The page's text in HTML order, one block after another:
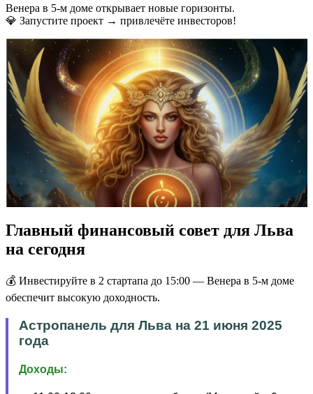
Венера в 5-м доме открывает новые горизонты.
💎 Запустите проект → привлечёте инвесторов!
Главный финансовый совет для Льва
на сегодня
💰 Инвестируйте в 2 стартапа до 15:00 — Венера в 5-м доме
обеспечит высокую доходность.
Астропанель для Льва на 21 июня 2025
года
Доходы: